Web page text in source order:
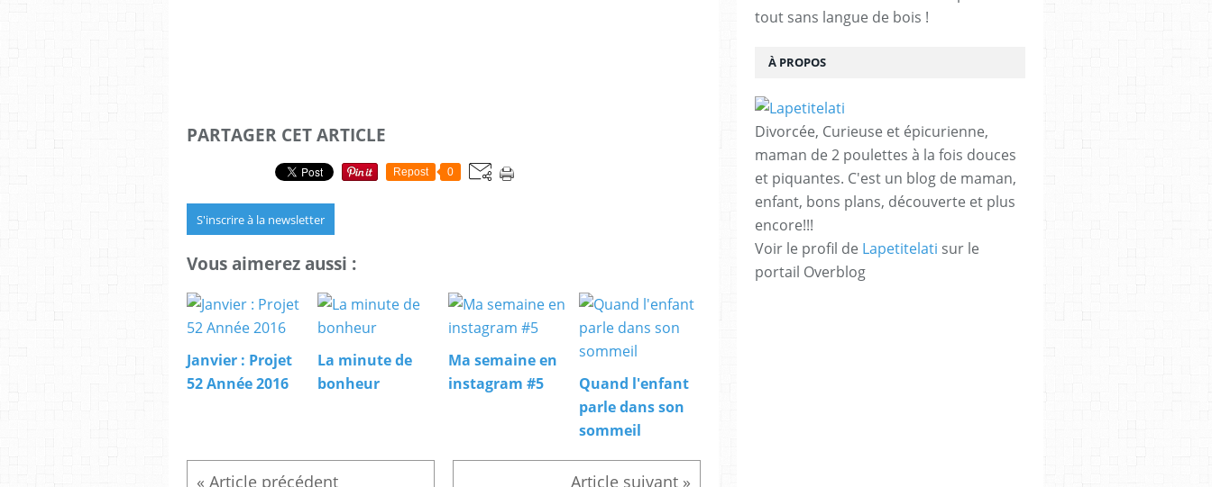
PARTAGER CET ARTICLE
Repost 0
S'inscrire à la newsletter
Vous aimerez aussi :
Janvier : Projet
52 Année 2016
La minute de
bonheur
Ma semaine en
instagram #5
Quand l'enfant
parle dans son
sommeil
tout sans langue de bois !
À PROPOS
Divorcée, Curieuse et épicurienne,
maman de 2 poulettes à la fois douces
et piquantes. C'est un blog de maman,
enfant, bons plans, découverte et plus
encore!!!
Voir le profil de Lapetitelati sur le
portail Overblog